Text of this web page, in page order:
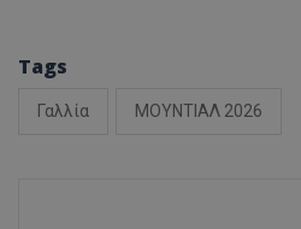
Tags
Γαλλία ΜΟΥΝΤΙΑΛ 2026